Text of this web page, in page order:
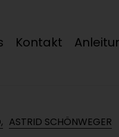
Kontakt
ASTRID SCHÖNWEGER